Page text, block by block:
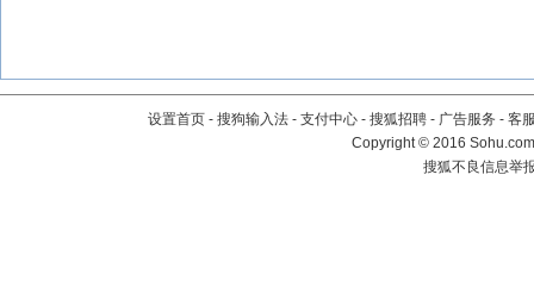
设置首页 - 搜狗输入法 - 支付中心 - 搜狐招聘 - 广告服务 - 客
Copyright©2016
搜狐不良信息举